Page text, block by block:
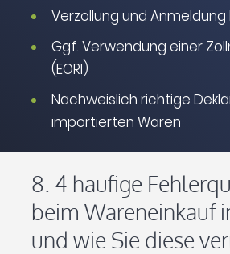
Verzollung und Anmeldung
Ggf. Verwendung einer
(EORI)
Nachweislich richtige
importierten Waren
8. 4 häufige
beim Wareneinkauf
und wie Sie diese